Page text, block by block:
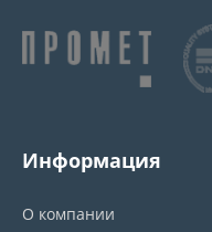
Информация
О компании